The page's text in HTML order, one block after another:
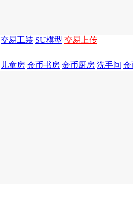
工装 SU模 金币
年费视频 年费模型 年费精选
交易工装 SU模型 交易上传
儿童房 金币书房 金币厨房 洗手间 金